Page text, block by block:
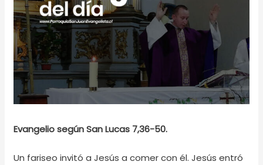
Evangelio según San Lucas 7,36-50.
Un fariseo invitó a Jesús a comer con él. Jesús entró